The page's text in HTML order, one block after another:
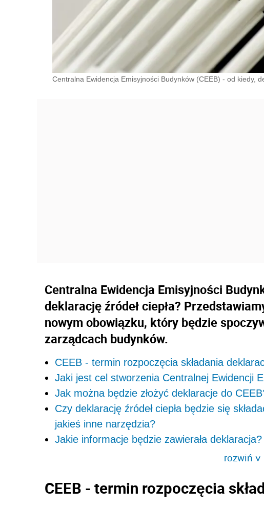
Centralna Ewidencja Emisyjności Budynków (CEEB) - od kiedy,
Centralna Ewidencja Emisyjności
deklarację źródeł ciepła?
nowym obowiązku, który będzie
zarządcach budynków.
CEEB - termin rozpoczęcia składania
Jaki jest cel stworzenia Centralnej Ewidencji
Jak można będzie złożyć deklaracje do
Czy deklarację źródeł ciepła będzie się
jakieś inne narzędzia?
Jakie informacje będzie zawierała deklaracja?
rozwiń>
CEEB - termin rozpoczęcia